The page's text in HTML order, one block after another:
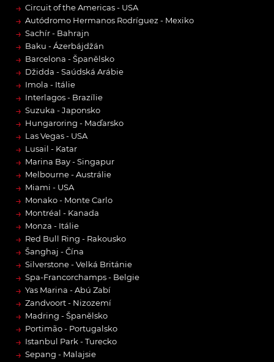
→ Circuit of the Americas - USA
→ Autódromo Hermanos Rodríguez - Mexiko
→ Sachír - Bahrajn
→ Baku - Ázerbájdžán
→ Barcelona - Španělsko
→ Džidda - Saúdská Arábie
→ Imola - Itálie
→ Interlagos - Brazílie
→ Suzuka - Japonsko
→ Hungaroring - Maďarsko
→ Las Vegas - USA
→ Lusail - Katar
→ Marina Bay - Singapur
→ Melbourne - Austrálie
→ Miami - USA
→ Monako - Monte Carlo
→ Montréal - Kanada
→ Monza - Itálie
→ Red Bull Ring - Rakousko
→ Šanghaj - Čína
→ Silverstone - Velká Británie
→ Spa-Francorchamps - Belgie
→ Yas Marina - Abú Zabí
→ Zandvoort - Nizozemí
→ Madring - Španělsko
→ Portimão - Portugalsko
→ Istanbul Park - Turecko
→ Sepang - Malajsie